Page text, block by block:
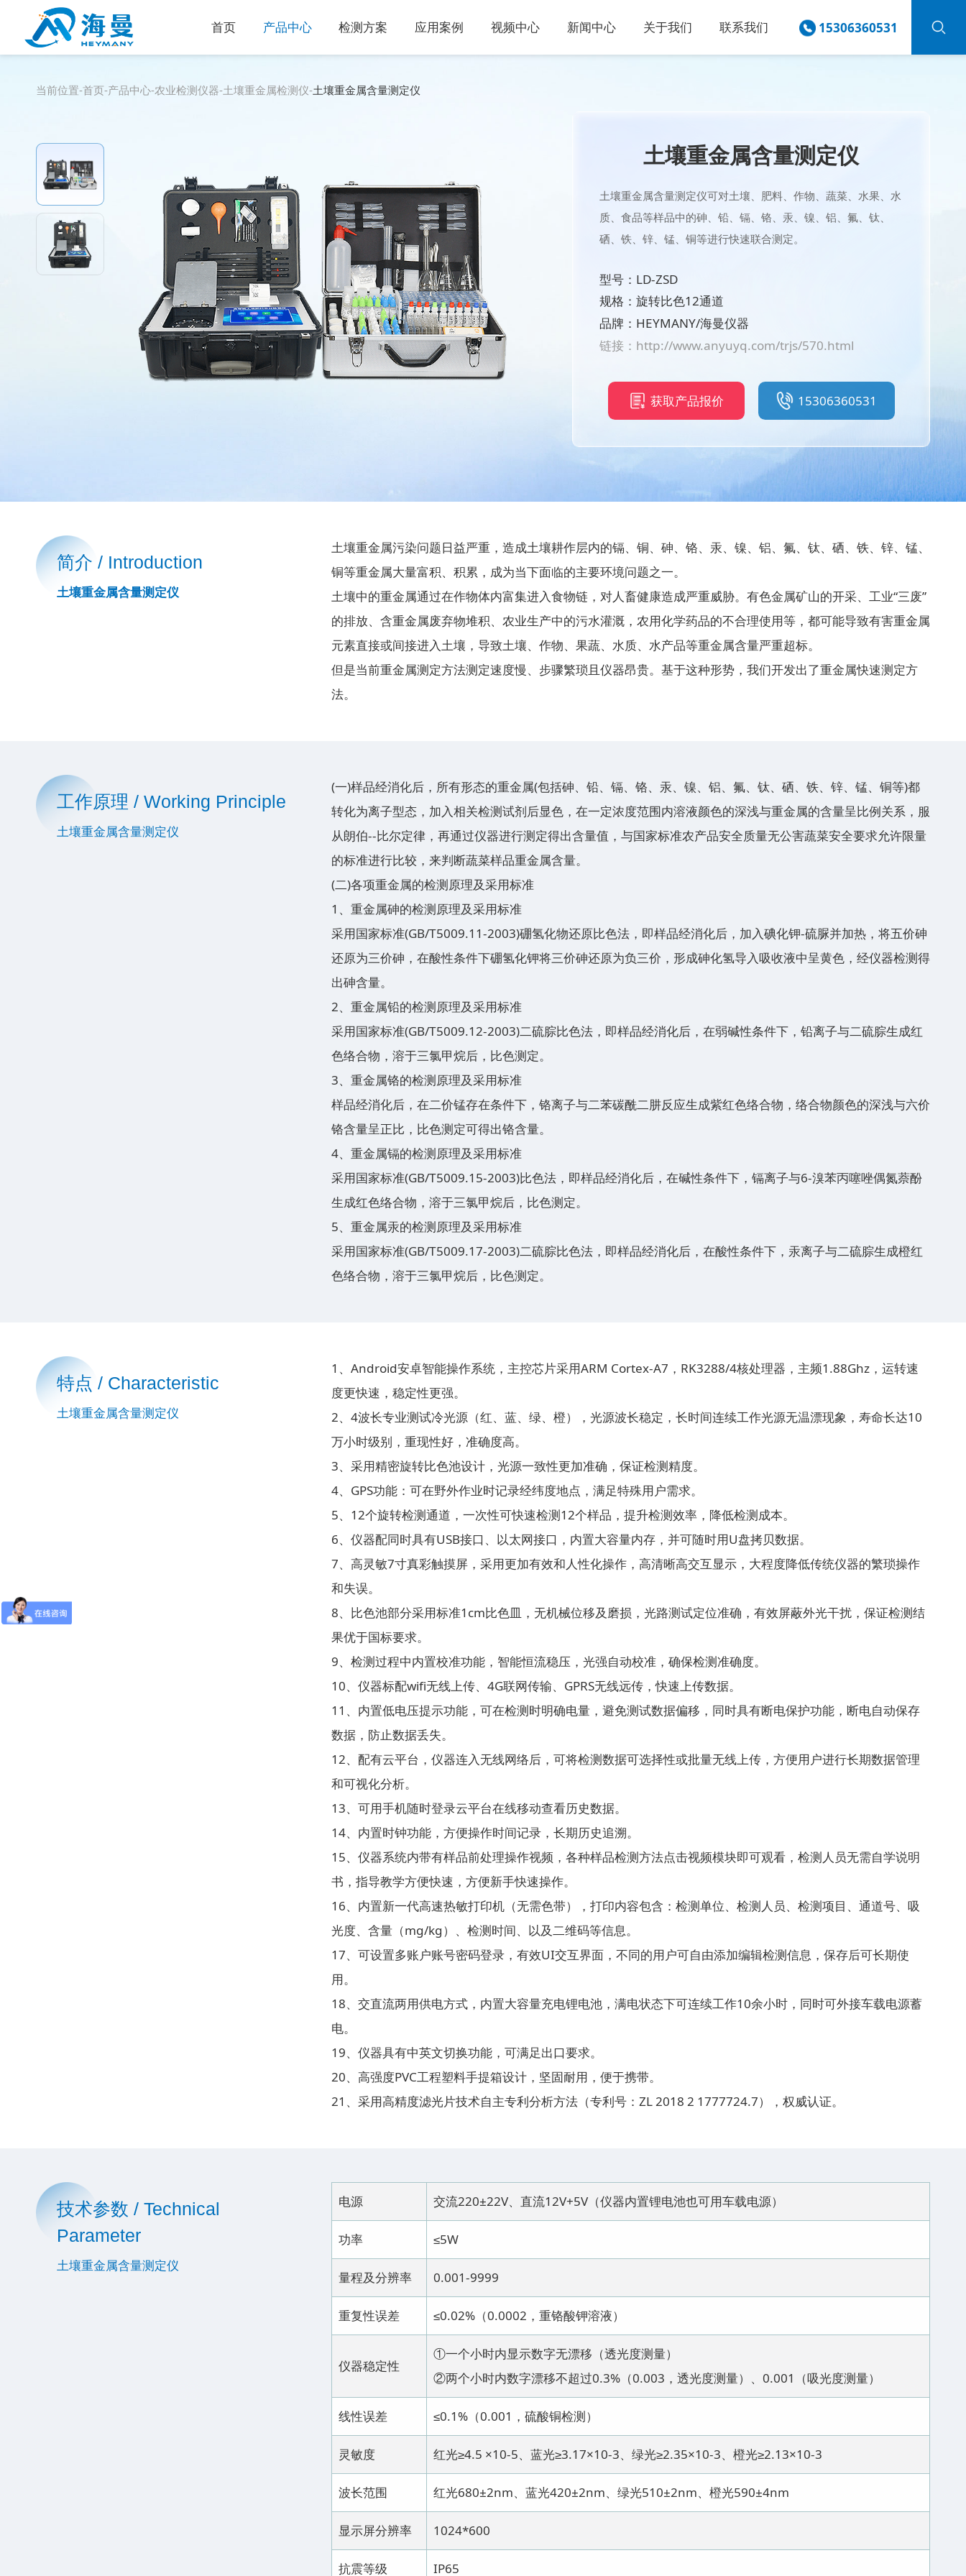
首页 产品中心 检测方案 应用案例 视频中心 新闻中心 关于我们 联系我们 15306360531
当前位置-首页-产品中心-农业检测仪器-土壤重金属检测仪-土壤重金属含量测定仪
土壤重金属含量测定仪
土壤重金属含量测定仪可对土壤、肥料、作物、蔬菜、水果、水
质、食品等样品中的砷、铅、镉、铬、汞、镍、铝、氟、钛、
硒、铁、锌、锰、铜等进行快速联合测定。
型号：LD-ZSD
规格：旋转比色12通道
品牌：HEYMANY/海曼仪器
链接： http://www.anyuyq.com/trjs/570.html
获取产品报价 15306360531
简介 / Introduction
土壤重金属含量测定仪
土壤重金属污染问题日益严重，造成土壤耕作层内的镉、铜、砷、铬、汞、镍、铝、氟、钛、硒、铁、锌、锰、
铜等重金属大量富积、积累，成为当下面临的主要环境问题之一。
土壤中的重金属通过在作物体内富集进入食物链，对人畜健康造成严重威胁。有色金属矿山的开采、工业“三废”
的排放、含重金属废弃物堆积、农业生产中的污水灌溉，农用化学药品的不合理使用等，都可能导致有害重金属
元素直接或间接进入土壤，导致土壤、作物、果蔬、水质、水产品等重金属含量严重超标。
但是当前重金属测定方法测定速度慢、步骤繁琐且仪器昂贵。基于这种形势，我们开发出了重金属快速测定方
法。
工作原理 / Working Principle
土壤重金属含量测定仪
(一)样品经消化后，所有形态的重金属(包括砷、铅、镉、铬、汞、镍、铝、氟、钛、硒、铁、锌、锰、铜等)都
转化为离子型态，加入相关检测试剂后显色，在一定浓度范围内溶液颜色的深浅与重金属的含量呈比例关系，服
从朗伯--比尔定律，再通过仪器进行测定得出含量值，与国家标准农产品安全质量无公害蔬菜安全要求允许限量
的标准进行比较，来判断蔬菜样品重金属含量。
(二)各项重金属的检测原理及采用标准
1、重金属砷的检测原理及采用标准
采用国家标准(GB/T5009.11-2003)硼氢化物还原比色法，即样品经消化后，加入碘化钾-硫脲并加热，将五价砷
还原为三价砷，在酸性条件下硼氢化钾将三价砷还原为负三价，形成砷化氢导入吸收液中呈黄色，经仪器检测得
出砷含量。
2、重金属铅的检测原理及采用标准
采用国家标准(GB/T5009.12-2003)二硫腙比色法，即样品经消化后，在弱碱性条件下，铅离子与二硫腙生成红
色络合物，溶于三氯甲烷后，比色测定。
3、重金属铬的检测原理及采用标准
样品经消化后，在二价锰存在条件下，铬离子与二苯碳酰二肼反应生成紫红色络合物，络合物颜色的深浅与六价
铬含量呈正比，比色测定可得出铬含量。
4、重金属镉的检测原理及采用标准
采用国家标准(GB/T5009.15-2003)比色法，即样品经消化后，在碱性条件下，镉离子与6-溴苯丙噻唑偶氮萘酚
生成红色络合物，溶于三氯甲烷后，比色测定。
5、重金属汞的检测原理及采用标准
采用国家标准(GB/T5009.17-2003)二硫腙比色法，即样品经消化后，在酸性条件下，汞离子与二硫腙生成橙红
色络合物，溶于三氯甲烷后，比色测定。
特点 / Characteristic
土壤重金属含量测定仪
1、Android安卓智能操作系统，主控芯片采用ARM Cortex-A7，RK3288/4核处理器，主频1.88Ghz，运转速
度更快速，稳定性更强。
2、4波长专业测试冷光源（红、蓝、绿、橙），光源波长稳定，长时间连续工作光源无温漂现象，寿命长达10
万小时级别，重现性好，准确度高。
3、采用精密旋转比色池设计，光源一致性更加准确，保证检测精度。
4、GPS功能：可在野外作业时记录经纬度地点，满足特殊用户需求。
5、12个旋转检测通道，一次性可快速检测12个样品，提升检测效率，降低检测成本。
6、仪器配同时具有USB接口、以太网接口，内置大容量内存，并可随时用U盘拷贝数据。
7、高灵敏7寸真彩触摸屏，采用更加有效和人性化操作，高清晰高交互显示，大程度降低传统仪器的繁琐操作
和失误。
8、比色池部分采用标准1cm比色皿，无机械位移及磨损，光路测试定位准确，有效屏蔽外光干扰，保证检测结
果优于国标要求。
9、检测过程中内置校准功能，智能恒流稳压，光强自动校准，确保检测准确度。
10、仪器标配wifi无线上传、4G联网传输、GPRS无线远传，快速上传数据。
11、内置低电压提示功能，可在检测时明确电量，避免测试数据偏移，同时具有断电保护功能，断电自动保存
数据，防止数据丢失。
12、配有云平台，仪器连入无线网络后，可将检测数据可选择性或批量无线上传，方便用户进行长期数据管理
和可视化分析。
13、可用手机随时登录云平台在线移动查看历史数据。
14、内置时钟功能，方便操作时间记录，长期历史追溯。
15、仪器系统内带有样品前处理操作视频，各种样品检测方法点击视频模块即可观看，检测人员无需自学说明
书，指导教学方便快速，方便新手快速操作。
16、内置新一代高速热敏打印机（无需色带），打印内容包含：检测单位、检测人员、检测项目、通道号、吸
光度、含量（mg/kg）、检测时间、以及二维码等信息。
17、可设置多账户账号密码登录，有效UI交互界面，不同的用户可自由添加编辑检测信息，保存后可长期使
用。
18、交直流两用供电方式，内置大容量充电锂电池，满电状态下可连续工作10余小时，同时可外接车载电源蓄
电。
19、仪器具有中英文切换功能，可满足出口要求。
20、高强度PVC工程塑料手提箱设计，坚固耐用，便于携带。
21、采用高精度滤光片技术自主专利分析方法（专利号：ZL 2018 2 1777724.7），权威认证。
技术参数 / Technical
Parameter
土壤重金属含量测定仪
电源 交流220±22V、直流12V+5V（仪器内置锂电池也可用车载电源）
功率 ≤5W
量程及分辨率 0.001-9999
重复性误差 ≤0.02%（0.0002，重铬酸钾溶液）
仪器稳定性
①一个小时内显示数字无漂移（透光度测量）
②两个小时内数字漂移不超过0.3%（0.003，透光度测量）、0.001（吸光度测量）
线性误差 ≤0.1%（0.001，硫酸铜检测）
灵敏度 红光≥4.5 ×10-5、蓝光≥3.17×10-3、绿光≥2.35×10-3、橙光≥2.13×10-3
波长范围 红光680±2nm、蓝光420±2nm、绿光510±2nm、橙光590±4nm
显示屏分辨率 1024*600
抗震等级 IP65